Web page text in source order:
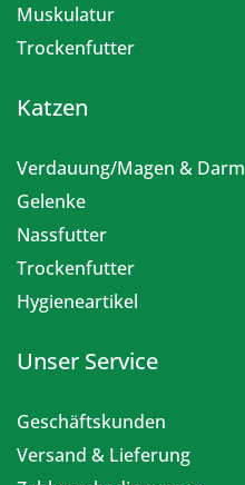
Muskulatur
Trockenfutter
Katzen
Verdauung/Magen & Darm
Gelenke
Nassfutter
Trockenfutter
Hygieneartikel
Unser Service
Geschäftskunden
Versand & Lieferung